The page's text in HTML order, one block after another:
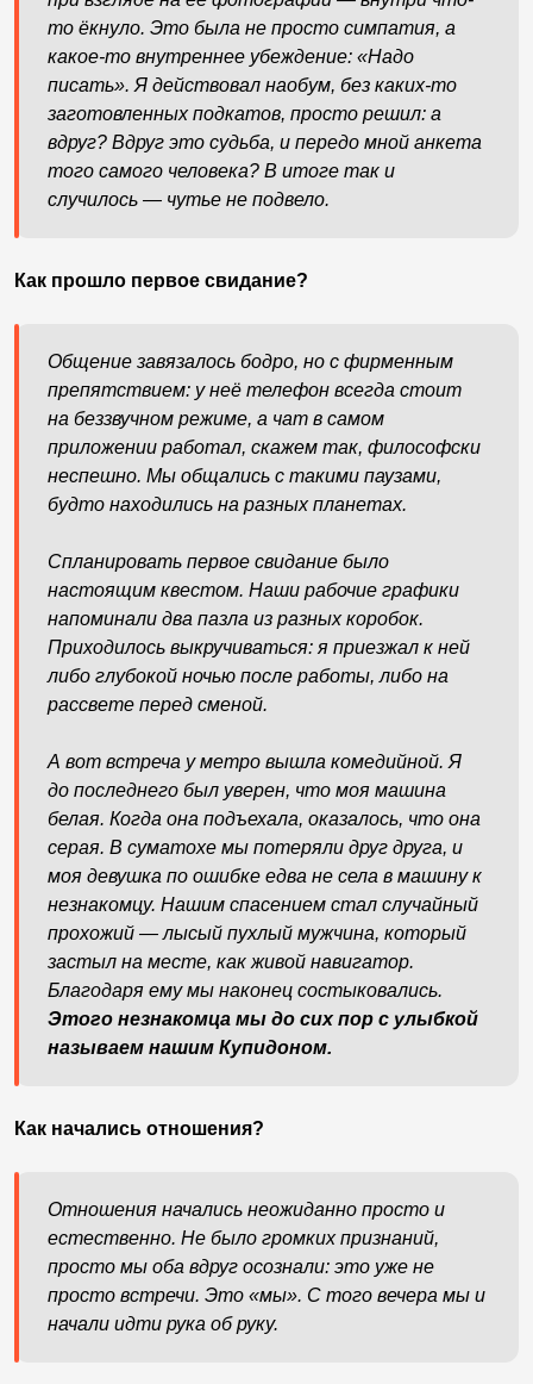
то ёкнуло. Это была не просто симпатия, а
какое-то внутреннее убеждение: «Надо
писать». Я действовал наобум, без каких-то
заготовленных подкатов, просто решил: а
вдруг? Вдруг это судьба, и передо мной анкета
того самого человека? В итоге так и
случилось — чутье не подвело.
Как прошло первое свидание?
Общение завязалось бодро, но с фирменным
препятствием: у неё телефон всегда стоит
на беззвучном режиме, а чат в самом
приложении работал, скажем так, философски
неспешно. Мы общались с такими паузами,
будто находились на разных планетах.
Спланировать первое свидание было
настоящим квестом. Наши рабочие графики
напоминали два пазла из разных коробок.
Приходилось выкручиваться: я приезжал к ней
либо глубокой ночью после работы, либо на
рассвете перед сменой.
А вот встреча у метро вышла комедийной. Я
до последнего был уверен, что моя машина
белая. Когда она подъехала, оказалось, что она
серая. В суматохе мы потеряли друг друга, и
моя девушка по ошибке едва не села в машину к
незнакомцу. Нашим спасением стал случайный
прохожий — лысый пухлый мужчина, который
застыл на месте, как живой навигатор.
Благодаря ему мы наконец состыковались.
Этого незнакомца мы до сих пор с улыбкой
называем нашим Купидоном.
Как начались отношения?
Отношения начались неожиданно просто и
естественно. Не было громких признаний,
просто мы оба вдруг осознали: это уже не
просто встречи. Это «мы». С того вечера мы и
начали идти рука об руку.